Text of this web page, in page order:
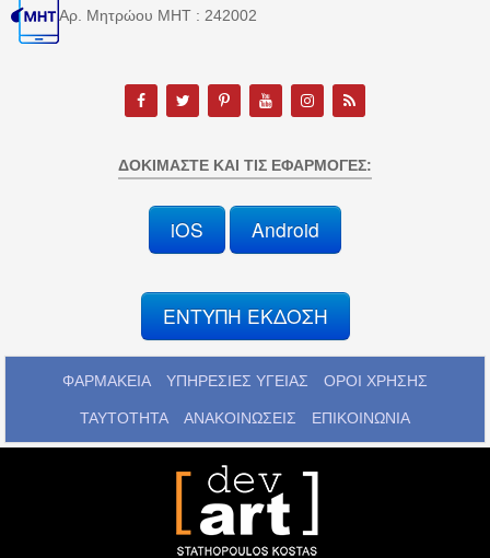
Αρ. Μητρώου MHT : 242002
ΔΟΚΙΜΆΣΤΕ ΚΑΙ ΤΙΣ ΕΦΑΡΜΟΓΈΣ:
iOS Android
ΕΝΤΥΠΗ ΕΚΔΟΣΗ
ΦΑΡΜΑΚΕΙΑ ΥΠΗΡΕΣΙΕΣ ΥΓΕΙΑΣ ΟΡΟΙ ΧΡΗΣΗΣ
ΤΑΥΤΟΤΗΤΑ ΑΝΑΚΟΙΝΩΣΕΙΣ ΕΠΙΚΟΙΝΩΝΙΑ